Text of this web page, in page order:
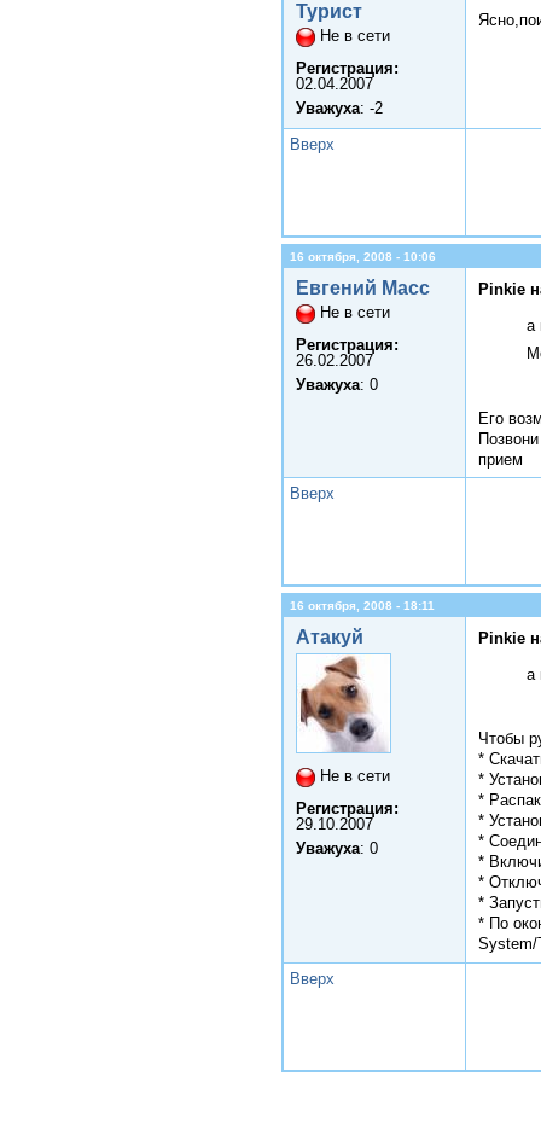
Турист
Не в сети
Регистрация:
02.04.2007
Уважуха: -2
Вверх
16 октября, 2008 - 10:06
Евгений Масс
Не в сети
Регистрация:
26.02.2007
Уважуха: 0
Pinkie
а
Его
прием
Вверх
16 октября, 2008 - 18:11
Атакуй
Не в сети
Регистрация:
29.10.2007
Уважуха: 0
Pinkie
а
Чтобы
*
*
*
*
*
*
*
*
* По
System/
Вверх